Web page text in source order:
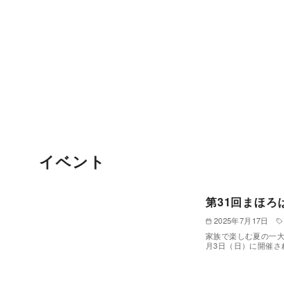
イベント
第31回まほろ
2025年7月17日
家族で楽しむ夏の一
月3日（日）に開催